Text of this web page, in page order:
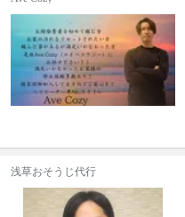
浅草おそうじ代行